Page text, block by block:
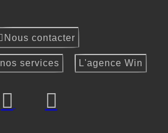
Nous contacter
Restaurateurs: nos services L'agence Win